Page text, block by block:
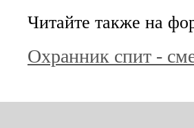
Читайте также на
Охранник спит -